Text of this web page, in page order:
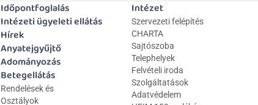
Időpontfoglalás
Intézeti ügyeleti ellátás
Hírek
Anyatejgyűjtő
Adományozás
Betegellátás
Rendelések és
Osztályok
Intézet
Szervezeti felépítés
CHARTA
Sajtószoba
Telephelyek
Felvételi iroda
Szolgáltatások
Adatvédelem